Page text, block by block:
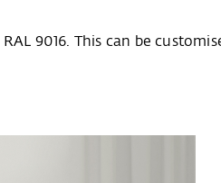
9016. This can be